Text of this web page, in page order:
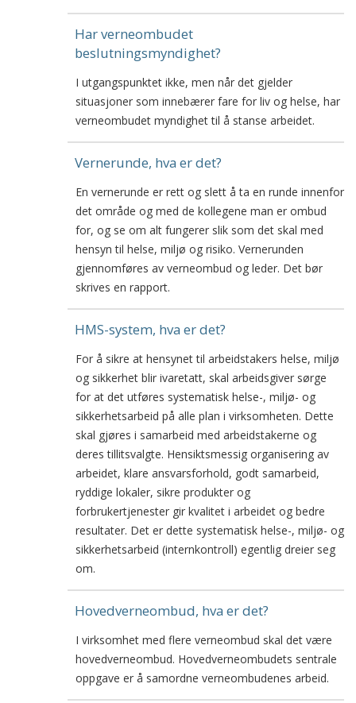
Har verneombudet
beslutningsmyndighet?
I utgangspunktet ikke, men når det gjelder
situasjoner som innebærer fare for liv og helse, har
verneombudet myndighet til å stanse arbeidet.
Vernerunde, hva er det?
En vernerunde er rett og slett å ta en runde innenfor
det område og med de kollegene man er ombud
for, og se om alt fungerer slik som det skal med
hensyn til helse, miljø og risiko. Vernerunden
gjennomføres av verneombud og leder. Det bør
skrives en rapport.
HMS-system, hva er det?
For å sikre at hensynet til arbeidstakers helse, miljø
og sikkerhet blir ivaretatt, skal arbeidsgiver sørge
for at det utføres systematisk helse-, miljø- og
sikkerhetsarbeid på alle plan i virksomheten. Dette
skal gjøres i samarbeid med arbeidstakerne og
deres tillitsvalgte. Hensiktsmessig organisering av
arbeidet, klare ansvarsforhold, godt samarbeid,
ryddige lokaler, sikre produkter og
forbrukertjenester gir kvalitet i arbeidet og bedre
resultater. Det er dette systematisk helse-, miljø- og
sikkerhetsarbeid (internkontroll) egentlig dreier seg
om.
Hovedverneombud, hva er det?
I virksomhet med flere verneombud skal det være
hovedverneombud. Hovedverneombudets sentrale
oppgave er å samordne verneombudenes arbeid.